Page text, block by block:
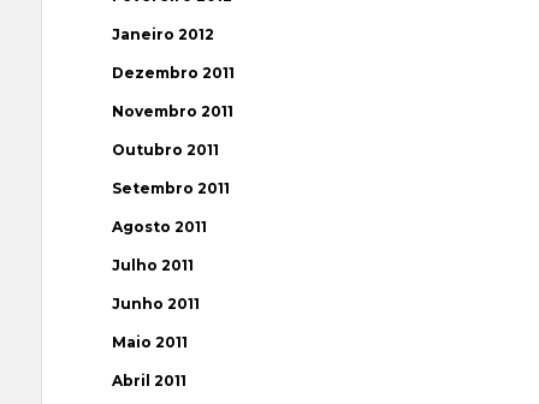
Janeiro 2012
Dezembro 2011
Novembro 2011
Outubro 2011
Setembro 2011
Agosto 2011
Julho 2011
Junho 2011
Maio 2011
Abril 2011